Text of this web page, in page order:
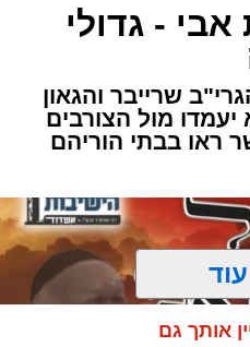
- גדולי
שרייבר והגאון
יעמדו מול הצורבים
ראו בבתי הוריהם
אותך גם